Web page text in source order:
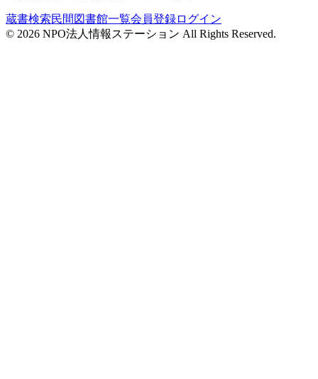
蔵書検索民間図書館一覧会員登録ログイン
© 2026 NPO法人情報ステーション All Rights Reserved.